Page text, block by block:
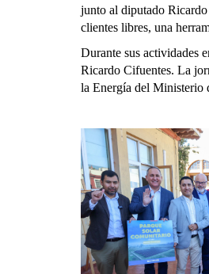
junto al diputado Ricardo
clientes libres, una
Durante sus actividades
Ricardo Cifuentes. La
la Energía del Ministerio